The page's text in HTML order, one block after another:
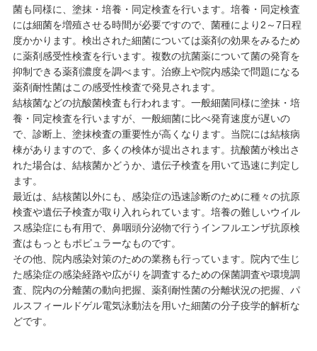
菌も同様に、塗抹・培養・同定検査を行います。培養・同定検査
には細菌を増殖させる時間が必要ですので、菌種により2～7日程
度かかります。検出された細菌については薬剤の効果をみるため
に薬剤感受性検査を行います。複数の抗菌薬について菌の発育を
抑制できる薬剤濃度を調べます。治療上や院内感染で問題になる
薬剤耐性菌はこの感受性検査で発見されます。
結核菌などの抗酸菌検査も行われます。一般細菌同様に塗抹・培
養・同定検査を行いますが、一般細菌に比べ発育速度が遅いの
で、診断上、塗抹検査の重要性が高くなります。当院には結核病
棟がありますので、多くの検体が提出されます。抗酸菌が検出さ
れた場合は、結核菌かどうか、遺伝子検査を用いて迅速に判定し
ます。
最近は、結核菌以外にも、感染症の迅速診断のために種々の抗原
検査や遺伝子検査が取り入れられています。培養の難しいウイル
ス感染症にも有用で、鼻咽頭分泌物で行うインフルエンザ抗原検
査はもっともポピュラーなものです。
その他、院内感染対策のための業務も行っています。院内で生じ
た感染症の感染経路や広がりを調査するための保菌調査や環境調
査、院内の分離菌の動向把握、薬剤耐性菌の分離状況の把握、パ
ルスフィールドゲル電気泳動法を用いた細菌の分子疫学的解析な
どです。